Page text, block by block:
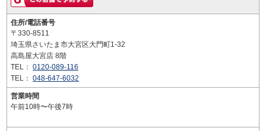
住所/電話番号
〒330-8511
埼玉県さいたま市大宮区大門町1-32
高島屋大宮店 8階
TEL： 0120-089-116
TEL： 048-647-6032
営業時間
午前10時〜午後7時